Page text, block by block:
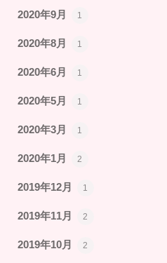
2020年9月 1
2020年8月 1
2020年6月 1
2020年5月 1
2020年3月 1
2020年1月 2
2019年12月 1
2019年11月 2
2019年10月 2